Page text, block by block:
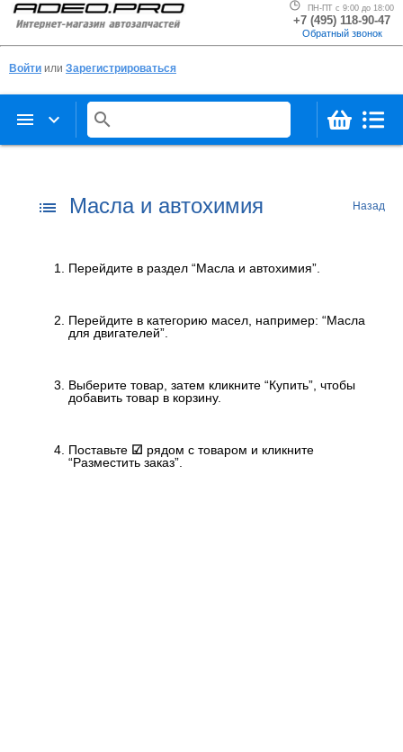
ПН-ПТ с 9:00 до 18:00
+7 (495) 118-90-47
Обратный звонок
Войти или Зарегистрироваться
menu keyboard_arrow_down search
list Масла и автохимия Назад
Перейдите в раздел “Масла и автохимия”.
Перейдите в категорию масел, например: “Масла
для двигателей”.
Выберите товар, затем кликните “Купить”, чтобы
добавить товар в корзину.
Поставьте ☑ рядом с товаром и кликните
“Разместить заказ”.